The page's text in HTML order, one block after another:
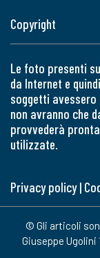
Copyright
Le foto presenti
da Internet e
soggetti
non avranno che
provvederà
utilizzate.
Privacy policy|
© Gli articoli
Giuseppe Ugolini